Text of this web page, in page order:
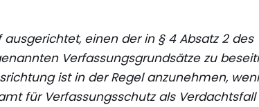
einen der in § 4 Absatz 2 des
Verfassungsgrundsätze zu
ist in der Regel anzunehmen,
für Verfassungsschutz als